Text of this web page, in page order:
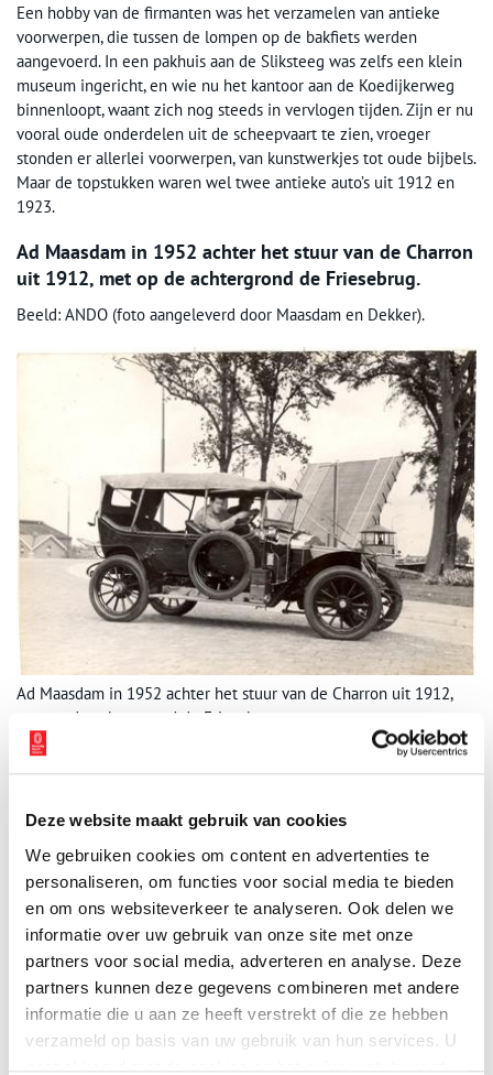
Deze website maakt gebruik van cookies
We gebruiken cookies om content en advertenties te
personaliseren, om functies voor social media te bieden
en om ons websiteverkeer te analyseren. Ook delen we
informatie over uw gebruik van onze site met onze
partners voor social media, adverteren en analyse. Deze
partners kunnen deze gegevens combineren met andere
informatie die u aan ze heeft verstrekt of die ze hebben
verzameld op basis van uw gebruik van hun services. U
Een hobby van de firmanten was het verzamelen van antieke
voorwerpen, die tussen de lompen op de bakfiets werden
aangevoerd. In een pakhuis aan de Sliksteeg was zelfs een klein
museum ingericht, en wie nu het kantoor aan de Koedijkerweg
binnenloopt, waant zich nog steeds in vervlogen tijden. Zijn er nu
vooral oude onderdelen uit de scheepvaart te zien, vroeger
stonden er allerlei voorwerpen, van kunstwerkjes tot oude bijbels.
Maar de topstukken waren wel twee antieke auto’s uit 1912 en
1923.
Ad Maasdam in 1952 achter het stuur van de Charron
uit 1912, met op de achtergrond de Friesebrug.
Beeld: ANDO (foto aangeleverd door Maasdam en Dekker).
Ad Maasdam in 1952 achter het stuur van de Charron uit 1912,
met op de achtergrond de Friesebrug.
Charron
door Maasdam en Dekker in 1952. Er zat voldoende koper aan om
hun belangstelling te wekken, en na enig loven en bieden
verhuisde de auto naar hun pakhuis. Al snel vroegen de
medewerkers zich af, of ‘dat ding’ nog zou kunnen ‘lopen’. De
Charron bleek nog in goede staat, want nadat een paar monteurs
even in zijn binnenste hadden gekeken, wisten ze al snel met de
magneetontsteking de motor met vier cilinders aan de praat te
krijgen. Maasdam en Dekker vergaten dat het koper zoveel
centen per kilo opbracht en lieten hun aanwinst netjes in de verf
zetten. En op een zaterdagmiddag in september 1952 kroop Janus